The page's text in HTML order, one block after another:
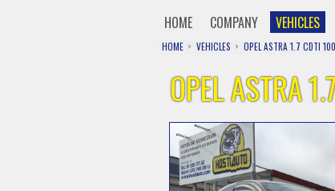
HOME COMPANY VEHICLES
HOME VEHICLES OPEL ASTRA 1.7 CDTI
OPEL ASTRA